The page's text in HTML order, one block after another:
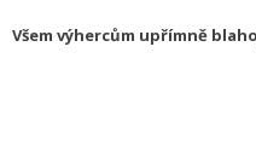
Všem výhercům upřímně